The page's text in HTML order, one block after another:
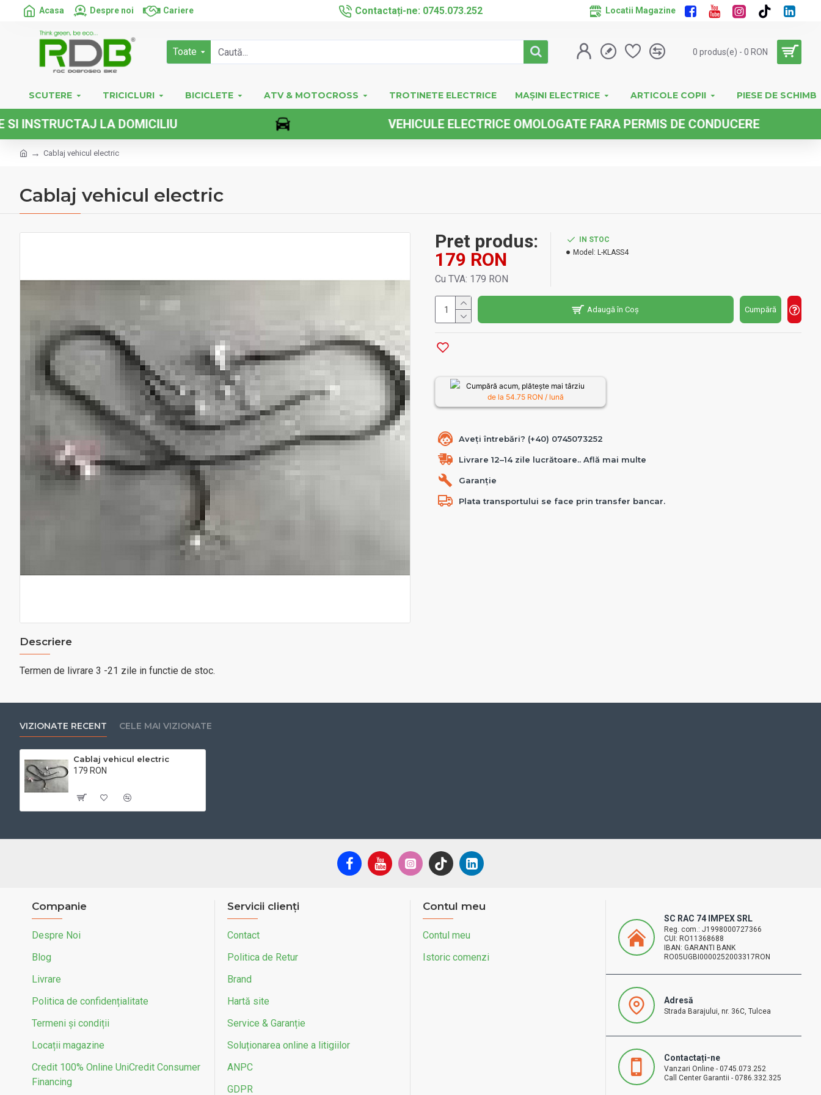
Acasa Despre noi Cariere Contactați-ne: 0745.073.252 Locatii Magazine
Toate 0 produs(e) - 0 RON
SCUTERE TRICICLURI BICICLETE ATV & MOTOCROSS TROTINETE ELECTRICE MAȘINI ELECTRICE ARTICOLE COPII PIESE DE SCHIMB
LA DOMICILIU VEHICULE ELECTRICE OMOLOGATE FARA PERMIS DE CONDUCERE
Cablaj vehicul electric
Cablaj vehicul electric
Descriere
Termen de livrare 3 -21 zile in functie de stoc.
Pret produs:
179 RON
Cu TVA: 179 RON
IN STOC
Model: L-KLASS4
Adaugă în Coș Cumpără
Cumpără acum, plătește mai târziu
de la 54.75RON / lună
Aveți întrebări? (+40) 0745073252
Livrare 12–14 zile lucrătoare.. Află mai multe
Garanție
Plata transportului se face prin transfer bancar.
VIZIONATE RECENT CELE MAI VIZIONATE
Cablaj vehicul electric
179 RON
Companie
Despre Noi
Blog
Livrare
Politica de confidențialitate
Termeni și condiții
Locații magazine
Credit 100% Online UniCredit Consumer
Financing
Servicii clienți
Contact
Politica de Retur
Brand
Hartă site
Service & Garanție
Soluționarea online a litigiilor
ANPC
GDPR
Contul meu
Contul meu
Istoric comenzi
SC RAC 74 IMPEX SRL
Reg. com.: J1998000727366
CUI: RO11368688
IBAN: GARANTI BANK
RO05UGBI0000252003317RON
Adresă
Strada Barajului, nr. 36C, Tulcea
Contactați-ne
Vanzari Online - 0745.073.252
Call Center Garantii - 0786.332.325